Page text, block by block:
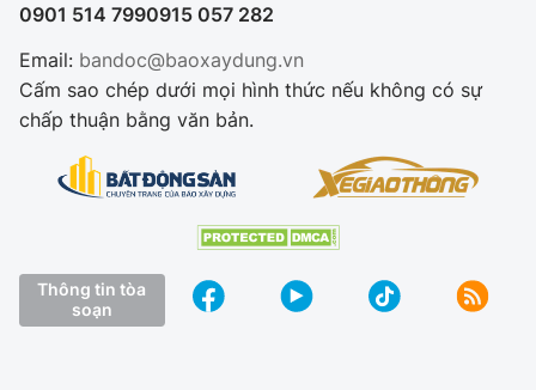
0901 514 7990915 057 282
Email: bandoc@baoxaydung.vn
Cấm sao chép dưới mọi hình thức nếu không có sự
chấp thuận bằng văn bản.
Thông tin tòa
soạn